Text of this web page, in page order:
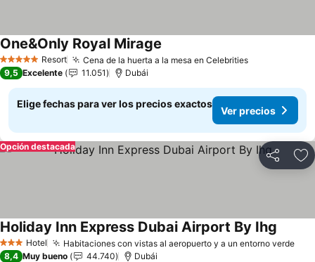
5 Estrellas Resort Cena de la huerta a la mesa en CelebritiesVer precios
One&Only Royal Mirage
9,5 Excelente 11.051 Dubái
Elige fechas para ver los precios exactos
Ver precios
Compartir
Opción destacada
3 Estrellas
Hotel Habitaciones con vistas al aeropuerto y a un entorno verde
Holiday Inn Express Dubai Airport By Ihg
8,4 Muy bueno 44.740 Dubái